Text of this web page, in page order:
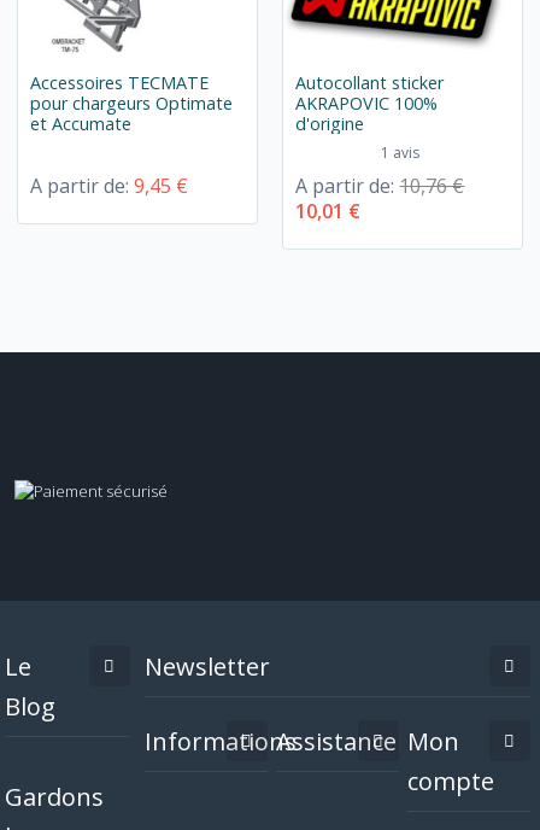
Accessoires TECMATE
pour chargeurs Optimate
et Accumate
A partir de:9,45 €
Autocollant sticker
AKRAPOVIC 100%
d'origine
1 avis
A partir de:10,76 €
10,01 €
Le
Blog
Gardons
Newsletter
InformationsAssistance Mon
compte